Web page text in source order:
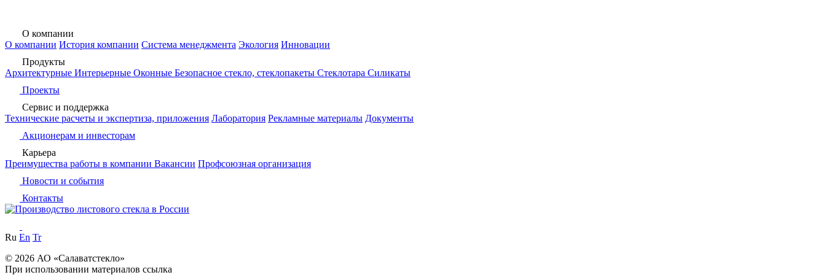
О компании
О компании История компании Система менеджмента Экология Инновации
Продукты
Архитектурные Интерьерные Оконные Безопасное стекло, стеклопакеты Стеклотара Силикаты
Проекты
Сервис и поддержка
Технические расчеты и экспертиза, приложения Лаборатория Рекламные материалы Документы
Акционерам и инвесторам
Карьера
Преимущества работы в компании Вакансии Профсоюзная организация
Новости и события
Контакты
Ru En Tr
© 2026 АО «Салаватстекло»
При использовании материалов ссылка